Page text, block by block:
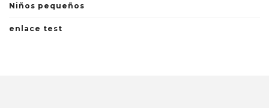
Niños pequeños
enlace test